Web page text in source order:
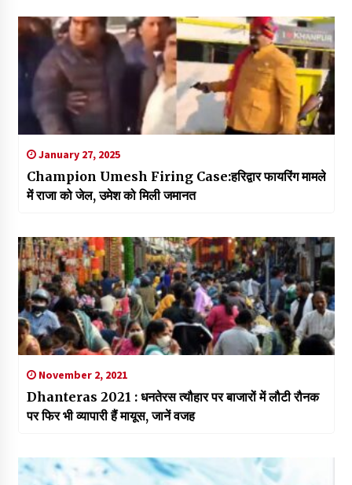
January 27, 2025
Champion Umesh Firing Case:हरिद्वार फायरिंग मामले
में राजा को जेल, उमेश को मिली जमानत
November 2, 2021
Dhanteras 2021 : धनतेरस त्यौहार पर बाजारों में लौटी रौनक
पर फिर भी व्यापारी हैं मायूस, जानें वजह